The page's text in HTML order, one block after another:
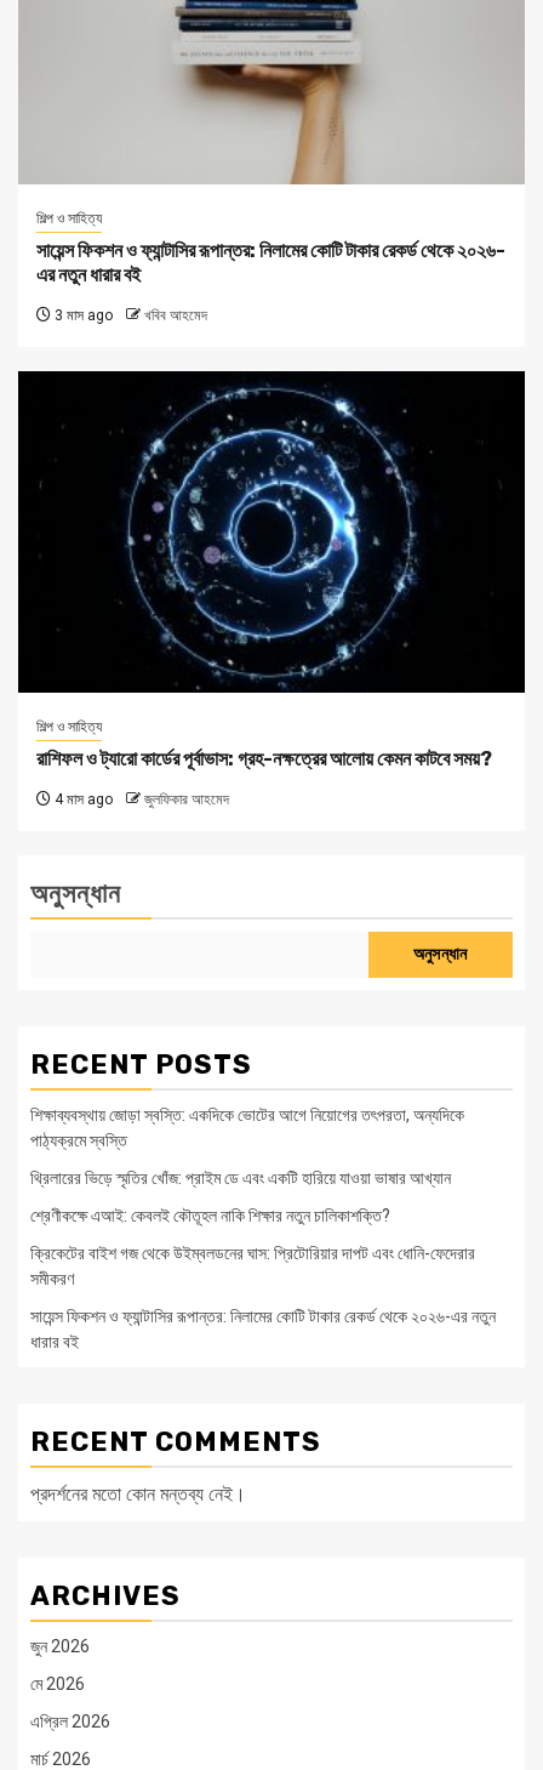
শিল্প ও সাহিত্য
সায়েন্স ফিকশন ও ফ্যান্টাসির রূপান্তর: নিলামের কোটি টাকার রেকর্ড থেকে ২০২৬-
এর নতুন ধারার বই
3 মাস ago খবিব আহমেদ
শিল্প ও সাহিত্য
রাশিফল ও ট্যারো কার্ডের পূর্বাভাস: গ্রহ-নক্ষত্রের আলোয় কেমন কাটবে সময়?
4 মাস ago জুলফিকার আহমেদ
অনুসন্ধান
অনুসন্ধান
RECENT POSTS
শিক্ষাব্যবস্থায় জোড়া স্বস্তি: একদিকে ভোটের আগে নিয়োগের তৎপরতা, অন্যদিকে
পাঠ্যক্রমে স্বস্তি
থ্রিলারের ভিড়ে স্মৃতির খোঁজ: প্রাইম ডে এবং একটি হারিয়ে যাওয়া ভাষার আখ্যান
শ্রেণীকক্ষে এআই: কেবলই কৌতূহল নাকি শিক্ষার নতুন চালিকাশক্তি?
ক্রিকেটের বাইশ গজ থেকে উইম্বলডনের ঘাস: প্রিটোরিয়ার দাপট এবং ধোনি-ফেদেরার
সমীকরণ
সায়েন্স ফিকশন ও ফ্যান্টাসির রূপান্তর: নিলামের কোটি টাকার রেকর্ড থেকে ২০২৬-এর নতুন
ধারার বই
RECENT COMMENTS
প্রদর্শনের মতো কোন মন্তব্য নেই।
ARCHIVES
জুন 2026
মে 2026
এপ্রিল 2026
মার্চ 2026